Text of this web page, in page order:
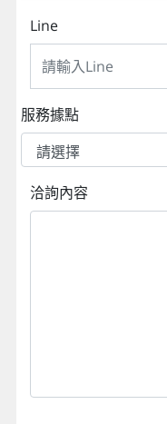
Line
服務據點
洽詢內容